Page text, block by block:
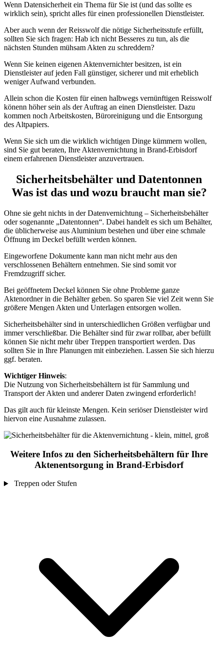
Wenn Datensicherheit ein Thema für Sie ist (und das sollte es
wirklich sein), spricht alles für einen professionellen Dienstleister.
Aber auch wenn der Reisswolf die nötige Sicherheitsstufe erfüllt,
sollten Sie sich fragen: Hab ich nicht Besseres zu tun, als die
nächsten Stunden mühsam Akten zu schreddern?
Wenn Sie keinen eigenen Aktenvernichter besitzen, ist ein
Dienstleister auf jeden Fall günstiger, sicherer und mit erheblich
weniger Aufwand verbunden.
Allein schon die Kosten für einen halbwegs vernünftigen Reisswolf
könenn höher sein als der Auftrag an einen Dienstleister. Dazu
kommen noch Arbeitskosten, Büroreinigung und die Entsorgung
des Altpapiers.
Wenn Sie sich um die wirklich wichtigen Dinge kümmern wollen,
sind Sie gut beraten, Ihre Aktenvernichtung in Brand-Erbisdorf
einem erfahrenen Dienstleister anzuvertrauen.
Sicherheitsbehälter und Datentonnen
Was ist das und wozu braucht man sie?
Ohne sie geht nichts in der Datenvernichtung – Sicherheitsbehälter
oder sogenannte „Datentonnen“. Dabei handelt es sich um Behälter,
die üblicherweise aus Aluminium bestehen und über eine schmale
Öffnung im Deckel befüllt werden können.
Eingeworfene Dokumente kann man nicht mehr aus den
verschlossenen Behältern entnehmen. Sie sind somit vor
Fremdzugriff sicher.
Bei geöffnetem Deckel können Sie ohne Probleme ganze
Aktenordner in die Behälter geben. So sparen Sie viel Zeit wenn Sie
größere Mengen Akten und Unterlagen entsorgen wollen.
Sicherheitsbehälter sind in unterschiedlichen Größen verfügbar und
immer verschließbar. Die Behälter sind für zwar rollbar, aber befüllt
können Sie nicht mehr über Treppen transportiert werden. Das
sollten Sie in Ihre Planungen mit einbeziehen. Lassen Sie sich hierzu
ggf. beraten.
Wichtiger Hinweis:
Die Nutzung von Sicherheitsbehältern ist für Sammlung und
Transport der Akten und anderer Daten zwingend erforderlich!
Das gilt auch für kleinste Mengen. Kein seriöser Dienstleister wird
hiervon eine Ausnahme zulassen.
Weitere Infos zu den Sicherheitsbehältern für Ihre
Aktenentsorgung in Brand-Erbisdorf
Treppen oder Stufen